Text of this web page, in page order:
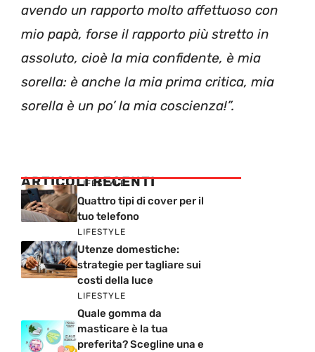
avendo un rapporto molto affettuoso con
mio papà, forse il rapporto più stretto in
assoluto, cioè la mia confidente, è mia
sorella: è anche la mia prima critica, mia
sorella è un po’ la mia coscienza!”.
ARTICOLI RECENTI
LIFESTYLE
Quattro tipi di cover per il
tuo telefono
LIFESTYLE
Utenze domestiche:
strategie per tagliare sui
costi della luce
LIFESTYLE
Quale gomma da
masticare è la tua
preferita? Scegline una e